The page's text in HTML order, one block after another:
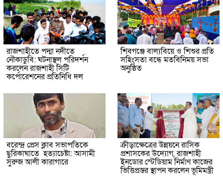
রাজশাহীতে পদ্মা নদীতে
নৌকাডুবি: ঘটনাস্থল পরিদর্শন
করলেন রাজশাহী সিটি
কর্পোরেশনের প্রতিনিধি দল
শিবগঞ্জে বাল্যবিয়ে ও শিশুর প্রতি
সহিংসতা বন্ধে মতবিনিময় সভা
অনুষ্ঠিত
বরেন্দ্র প্রেস ক্লাব সভাপতিকে
ছুরিকাঘাতে হত্যাচেষ্টা: আসামী
সুরুজ আলী কারাগারে
ক্রীড়াক্ষেত্রের উন্নয়নে রাসিক
প্রশাসকের উদ্যোগ, রাজশাহী
ইনডোর স্টেডিয়াম নির্মাণ কাজের
ভিত্তিপ্রস্তর স্থাপন করলেন ভূমিমন্ত্রী